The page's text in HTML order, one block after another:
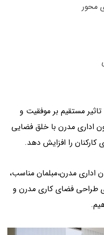
محور
مستقیم بر موفقیت و
اداری مدرن با خلق فضایی
کارکنان را افزایش دهد.
اداری مدرن،مبلمان مناسب،
طراحی فضای کاری مدرن و